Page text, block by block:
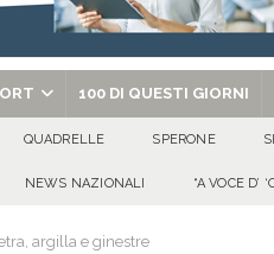
100 DI QUESTI GIORNI
QUADRELLE SPERONE
NEWS NAZIONALI “A VOCE D’
argilla e ginestre